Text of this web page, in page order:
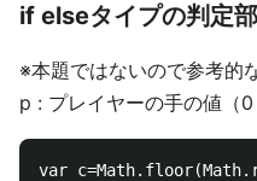
if elseタイプの判定
※本題ではないので参考的
p : プレイヤーの手の値（0
var